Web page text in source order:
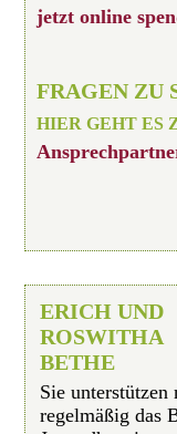
jetzt online
FRAGEN ZU
HIER GEHT ES
ERICH UND
ROSWITHA
BETHE
Sie
regelmäßig das